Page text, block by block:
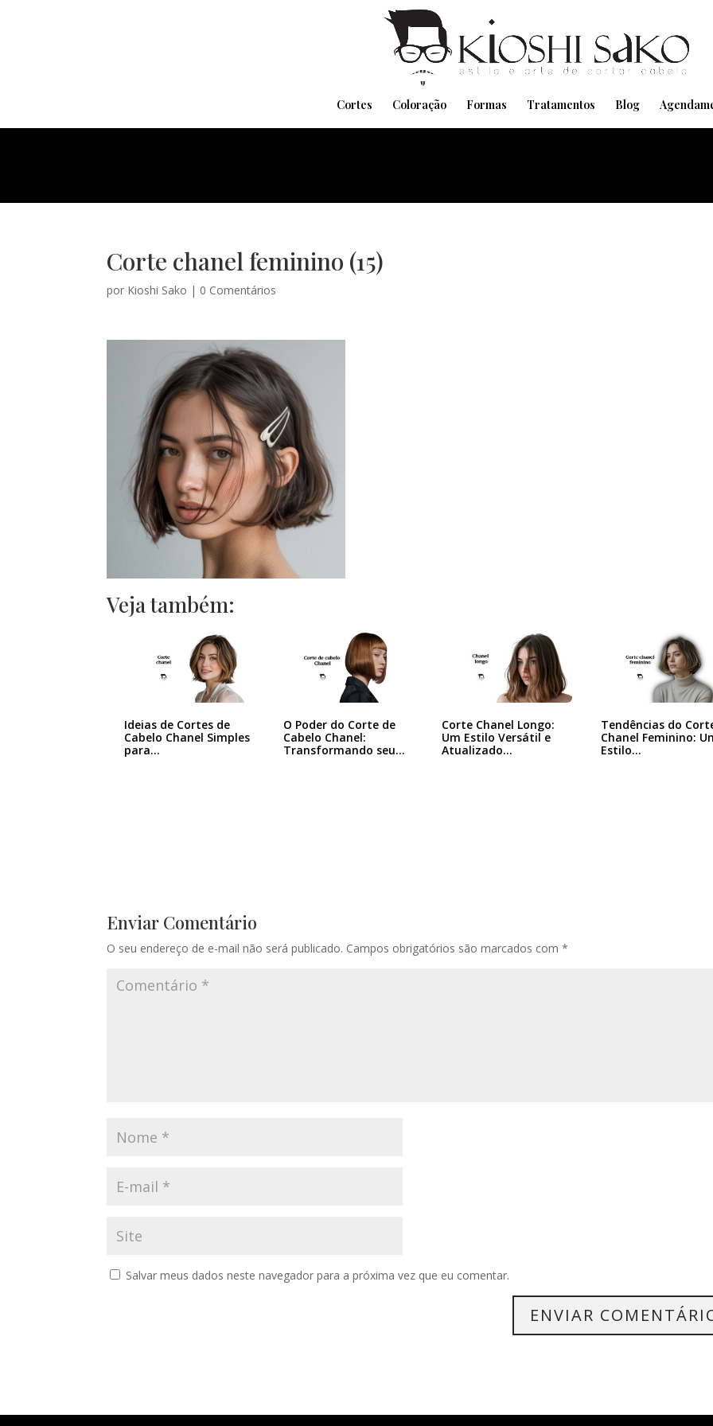
Cortes Coloração Formas Tratamentos Blog
Corte chanel feminino (15)
por Kioshi Sako | 0 Comentários
Veja também:
Ideias de Cortes de
Cabelo Chanel Simples
para…
O Poder do Corte de
Cabelo Chanel:
Transformando seu…
Corte Chanel Longo:
Um Estilo Versátil e
Atualizado…
Tendências do
Chanel Feminino:
Estilo…
Enviar Comentário
O seu endereço de e-mail não será publicado. Campos obrigatórios são marcados com*
Salvar meus dados neste navegador para a próxima vez que eu comentar.
Pensando em transformar seu Visual??
Agende pelo Whatsapp